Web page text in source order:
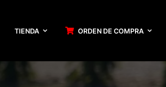
TIENDA ORDEN DE COMPRA